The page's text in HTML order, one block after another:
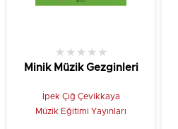
Minik Müzik Gezginleri
★ ★ ★ ★ ★
İpek Çığ Çevikkaya
Müzik Eğitimi Yayınları